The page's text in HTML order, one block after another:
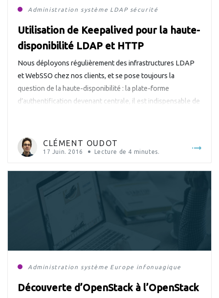
Administration système LDAP sécurité
Utilisation de Keepalived pour la haute-
disponibilité LDAP et HTTP
Nous déployons régulièrement des infrastructures LDAP
et WebSSO chez nos clients, et se pose toujours la
question de la haute-disponibilité : la plate-forme
d’authentification devenant centrale, il est indispensable de
voir comment le logiciel Keepalived peut […]
CLÉMENT OUDOT
17 Juin. 2016 Lecture de 4 minutes.
Administration système Europe infonuagique
Découverte d’OpenStack à l’OpenStack